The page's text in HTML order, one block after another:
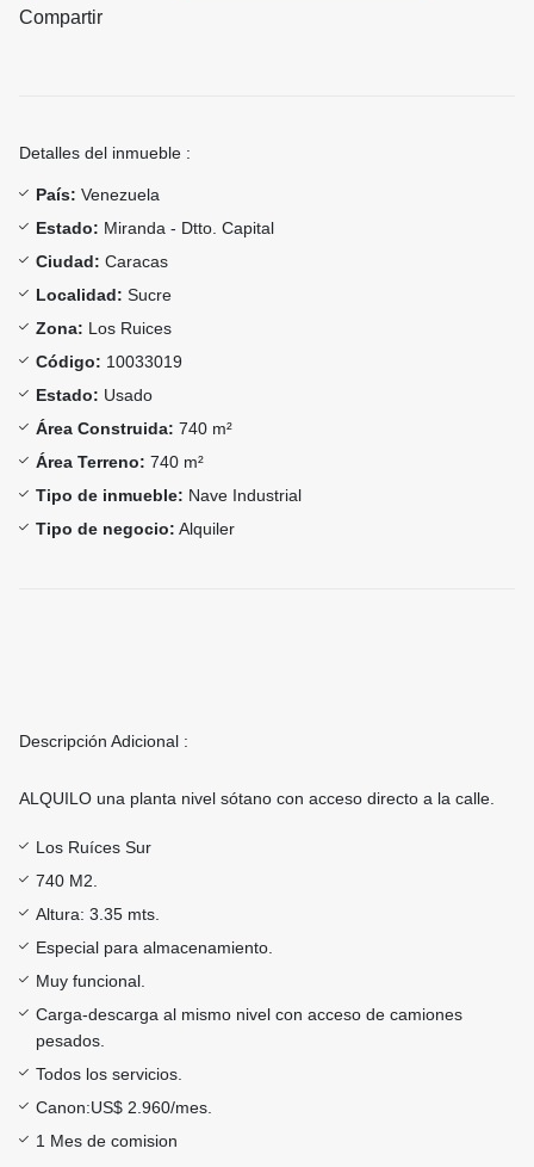
Compartir
Detalles del inmueble :
País: Venezuela
Estado: Miranda - Dtto. Capital
Ciudad: Caracas
Localidad: Sucre
Zona: Los Ruices
Código: 10033019
Estado: Usado
Área Construida: 740 m²
Área Terreno: 740 m²
Tipo de inmueble: Nave Industrial
Tipo de negocio: Alquiler
Descripción Adicional :
ALQUILO una planta nivel sótano con acceso directo a la calle.
Los Ruíces Sur
740 M2.
Altura: 3.35 mts.
Especial para almacenamiento.
Muy funcional.
Carga-descarga al mismo nivel con acceso de camiones
pesados.
Todos los servicios.
Canon:US$ 2.960/mes.
1 Mes de comision